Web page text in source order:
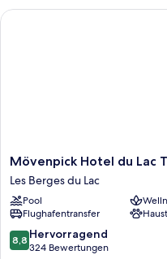
Mövenpick
Hotel
du
Lac
Tunis
Les
Berges
Mövenpick Hotel du Lac
Les Berges du Lac
Pool
Flughafentransfer
8.8
von
8,8 Hervorragend
324 Bewertungen
Mövenpick Hotel du Lac Tunis